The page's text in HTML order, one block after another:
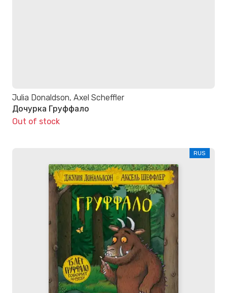
Julia Donaldson, Axel Scheffler
Дочурка Груффало
Out of stock
RUS